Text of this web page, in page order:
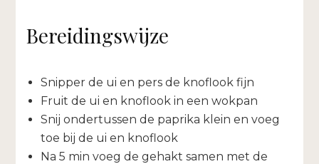
Bereidingswijze
Snipper de ui en pers de knoflook fijn
Fruit de ui en knoflook in een wokpan
Snij ondertussen de paprika klein en voeg
toe bij de ui en knoflook
Na 5 min voeg de gehakt samen met de